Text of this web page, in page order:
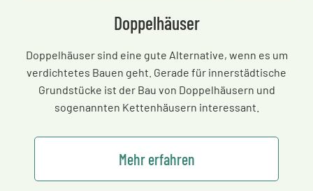
Doppelhäuser
Doppelhäuser sind eine gute Alternative, wenn es um
verdichtetes Bauen geht. Gerade für innerstädtische
Grundstücke ist der Bau von Doppelhäusern und
sogenannten Kettenhäusern interessant.
Mehr erfahren